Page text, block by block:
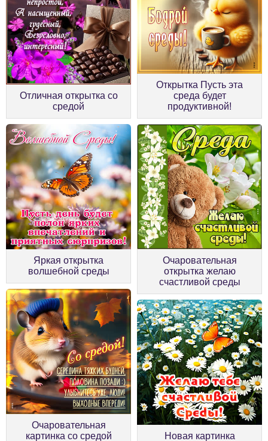
Отличная открытка со
средой
Открытка Пусть эта
среда будет
продуктивной!
Яркая открытка
волшебной среды
Очаровательная
открытка желаю
счастливой среды
Очаровательная
картинка со средой
Новая картинка